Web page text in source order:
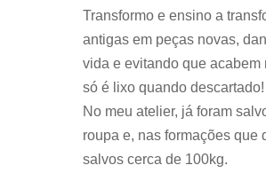
Transformo e ensino a
antigas em peças novas,
vida e evitando que acabem
só é lixo quando descartado!
No meu atelier, já foram
roupa e, nas formações que
salvos cerca de 100kg.